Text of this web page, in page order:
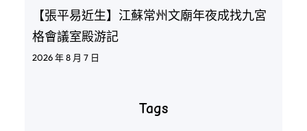
【張平易近生】江蘇常州文廟年夜成找九宮
格會議室殿游記
2026 年 8 月 7 日
Tags